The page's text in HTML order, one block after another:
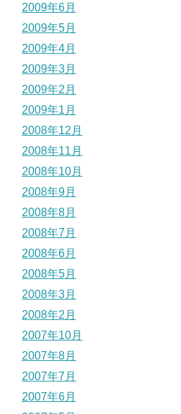
2009年6月
2009年5月
2009年4月
2009年3月
2009年2月
2009年1月
2008年12月
2008年11月
2008年10月
2008年9月
2008年8月
2008年7月
2008年6月
2008年5月
2008年3月
2008年2月
2007年10月
2007年8月
2007年7月
2007年6月